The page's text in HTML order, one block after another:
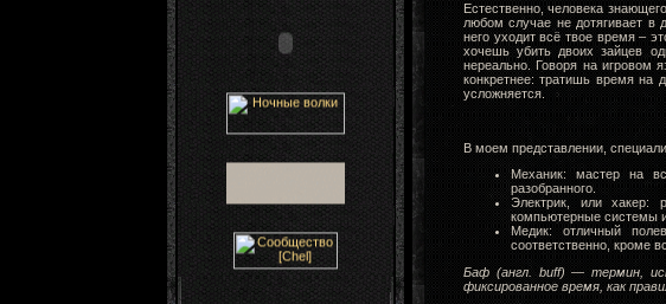
Естественно, человека
любом случае не дотягивает
него уходит всё твое время –
хочешь убить двоих зайцев
нереально. Говоря на игровом
конкретнее: тратишь время на
усложняется.
В моем представлении,
Механик: мастер на
разобранного.
Электрик, или хакер:
компьютерные системы
Медик: отличный
соответственно, кроме
Баф (англ. buff) — термин,
фиксированное время, как